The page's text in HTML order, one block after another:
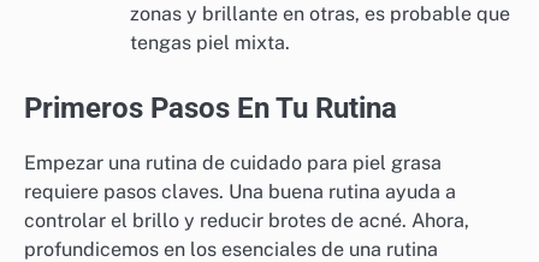
zonas y brillante en otras, es probable que
tengas piel mixta.
Primeros Pasos En Tu Rutina
Empezar una rutina de cuidado para piel grasa
requiere pasos claves. Una buena rutina ayuda a
controlar el brillo y reducir brotes de acné. Ahora,
profundicemos en los esenciales de una rutina